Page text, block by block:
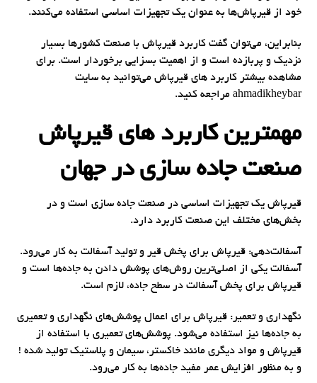
خود از قیرپاش‌ها به عنوان یک تجهیزات اساسی استفاده می‌کنند.
بنابراین، می‌توان گفت کاربرد قیرپاش با صنعت کشورها بسیار
نزدیک و پربازده است و از اهمیت بسزایی برخوردار است. برای
مشاهده بیشتر کاربرد های قیرپاش می‌توانید به سایت
ahmadikheybar مراجعه کنید.
مهمترین کاربرد های قیرپاش
صنعت جاده سازی در جهان
قیرپاش یک تجهیزات اساسی در صنعت جاده سازی است و در
بخش‌های مختلف این صنعت کاربرد دارد.
آسفالت‌دهی: قیرپاش برای پخش قیر و تولید آسفالت به کار می‌رود.
آسفالت یکی از اصلی‌ترین روش‌های پوشش دادن به جاده‌ها است و
قیرپاش برای پخش آسفالت در سطح جاده، لازم است.
نگهداری و تعمیر: قیرپاش برای اعمال پوشش‌های نگهداری و تعمیری
به جاده‌ها نیز استفاده می‌شود. پوشش‌های تعمیری با استفاده از
قیرپاش و مواد دیگری مانند خاکستر، سیمان و پلاستیک تولید شده !
و به منظور افزایش عمر مفید جاده‌ها به کار می‌رود.